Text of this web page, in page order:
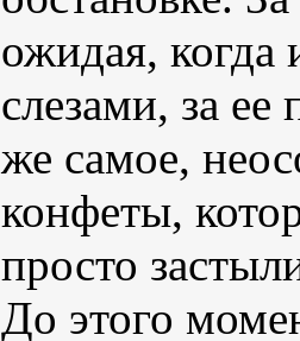
ожидая, когда
слезами, за
же самое,
конфеты,
просто
До этого